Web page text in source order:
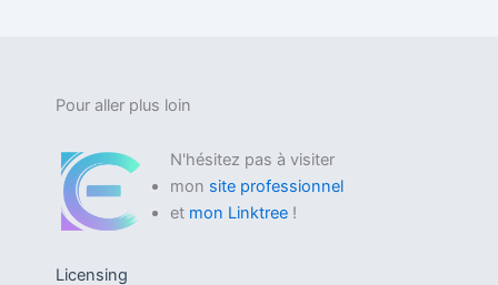
Pour aller plus loin
N'hésitez pas à visiter
mon site professionnel
et mon Linktree !
Licensing